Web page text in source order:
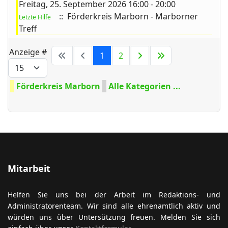
Freitag, 25. September 2026 16:00 - 20:00
Letzte Hilfe
:: Förderkreis Marborn - Marborner
Treff
Limite der Paginierungsliste
Anzeige # 1 2
Förderkreis Marborn Alle Kategorien ...
Mitarbeit
Helfen Sie uns bei der Arbeit im Redaktions- und
Administratorenteam. Wir sind alle ehrenamtlich aktiv und
würden uns über Untersützung freuen. Melden Sie sich